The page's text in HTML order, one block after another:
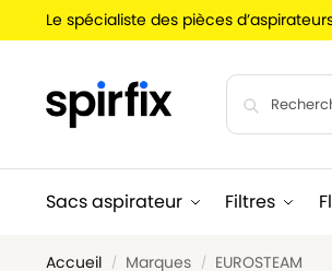
Le spécialiste des pièces
Sacs aspirateur Filtres
Accueil / Marques / EUROSTEAM